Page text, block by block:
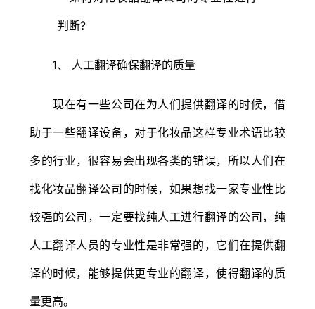
1、 人工翻译确保翻译的质量
现在有一些公司在为人们提供翻译的时候，借
助于一些翻译设备，对于化妆品这样专业术语比较
多的行业，很容易会出现各类的错误，所以人们在
找化妆品翻译公司的时候，如果想找一家专业性比
较强的公司，一定要找纯人工进行翻译的公司，纯
人工翻译人员的专业性是非常强的，它们在提供翻
译的时候，能够提供更专业的翻译，使得翻译的质
量更高。